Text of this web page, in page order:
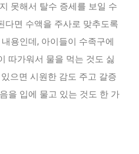
못해서 탈수 증세를 보일 수
다면 수액을 주사로 맞추도록
용인데, 아이들이 수족구에
따가워서 물을 먹는 것도 싫
으면 시원한 감도 주고 갈증
을 입에 물고 있는 것도 한 가